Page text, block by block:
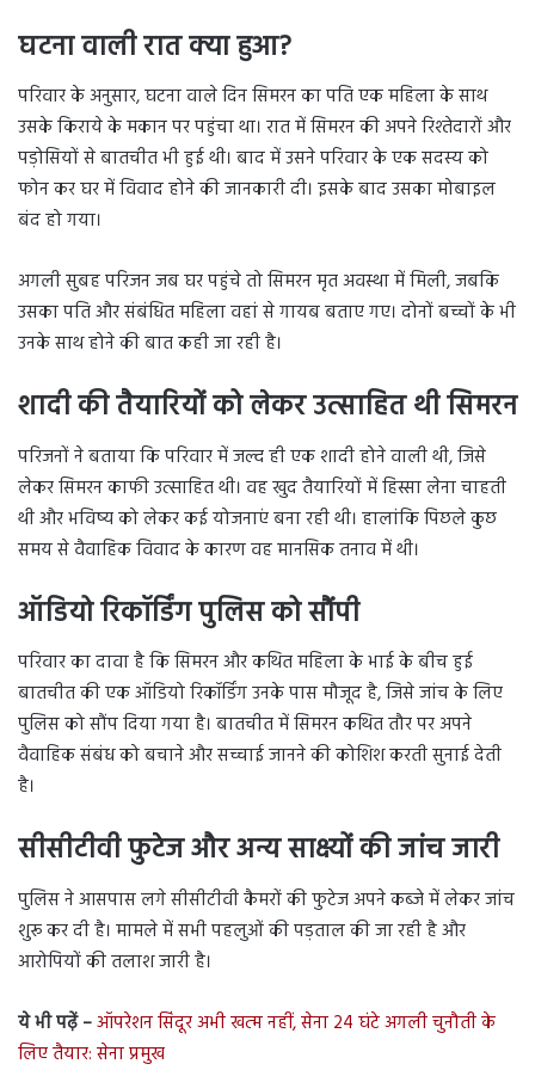
घटना वाली रात क्या हुआ?
परिवार के अनुसार, घटना वाले दिन सिमरन का पति एक महिला के साथ
उसके किराये के मकान पर पहुंचा था। रात में सिमरन की अपने रिश्तेदारों और
पड़ोसियों से बातचीत भी हुई थी। बाद में उसने परिवार के एक सदस्य को
फोन कर घर में विवाद होने की जानकारी दी। इसके बाद उसका मोबाइल
बंद हो गया।
अगली सुबह परिजन जब घर पहुंचे तो सिमरन मृत अवस्था में मिली, जबकि
उसका पति और संबंधित महिला वहां से गायब बताए गए। दोनों बच्चों के भी
उनके साथ होने की बात कही जा रही है।
शादी की तैयारियों को लेकर उत्साहित थी सिमरन
परिजनों ने बताया कि परिवार में जल्द ही एक शादी होने वाली थी, जिसे
लेकर सिमरन काफी उत्साहित थी। वह खुद तैयारियों में हिस्सा लेना चाहती
थी और भविष्य को लेकर कई योजनाएं बना रही थी। हालांकि पिछले कुछ
समय से वैवाहिक विवाद के कारण वह मानसिक तनाव में थी।
ऑडियो रिकॉर्डिंग पुलिस को सौंपी
परिवार का दावा है कि सिमरन और कथित महिला के भाई के बीच हुई
बातचीत की एक ऑडियो रिकॉर्डिंग उनके पास मौजूद है, जिसे जांच के लिए
पुलिस को सौंप दिया गया है। बातचीत में सिमरन कथित तौर पर अपने
वैवाहिक संबंध को बचाने और सच्चाई जानने की कोशिश करती सुनाई देती
है।
सीसीटीवी फुटेज और अन्य साक्ष्यों की जांच जारी
पुलिस ने आसपास लगे सीसीटीवी कैमरों की फुटेज अपने कब्जे में लेकर जांच
शुरू कर दी है। मामले में सभी पहलुओं की पड़ताल की जा रही है और
आरोपियों की तलाश जारी है।
ये भी पढ़ें –ऑपरेशन सिंदूर अभी खत्म नहीं, सेना 24 घंटे अगली चुनौती के
लिए तैयार: सेना प्रमुख